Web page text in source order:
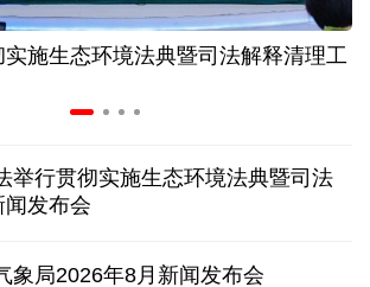
新高 解码今夏的清凉底气
弯道超车 如何“皖”美提速
近”达成协议但并不意味重开海峡
施生态环境法典暨司法解释清理工
举行贯彻实施生态环境法典暨司法
发布会
象局2026年8月新闻发布会